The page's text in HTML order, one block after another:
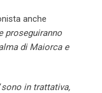
anche
proseguiranno
di Maiorca e
sono in trattativa,